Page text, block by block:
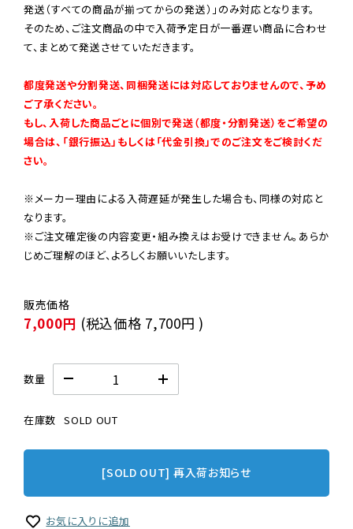
発送（すべての商品が揃ってからの発送）」のみ対応となります。
そのため、ご注文商品の中で入荷予定日が一番遅い商品に合わせ
て、まとめて発送させていただきます。
都度発送や分割発送、同梱発送には対応しておりませんので、予め
ご了承ください。
もし、入荷した商品ごとに個別で発送（都度・分割発送）をご希望の
場合は、「銀行振込」もしくは「代金引換」でのご注文をご検討くだ
さい。
※メーカー理由による入荷遅延が発生した場合も、同様の対応と
なります。
※ご注文確定後の内容変更・組み換えはお受けできません。あらか
じめご理解のほど、よろしくお願いいたします。
7,000円 (税込価格 7,700円 )
数量
在庫数 SOLD OUT
[SOLD OUT] 再入荷お知らせ
お気に入りに追加